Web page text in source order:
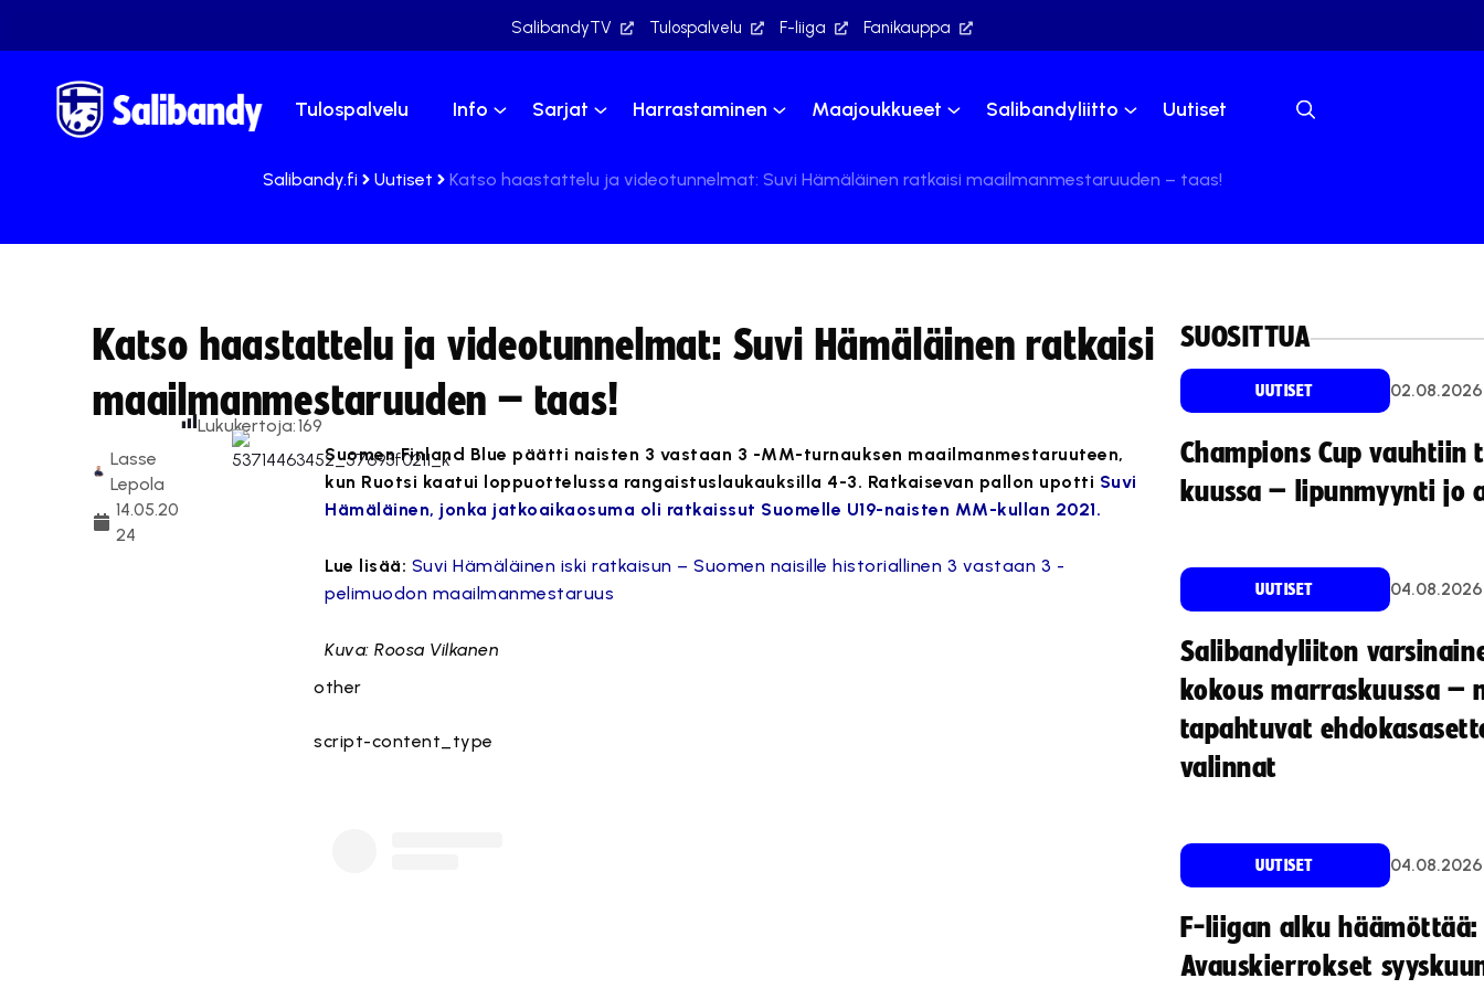
SalibandyTV Tulospalvelu F-liiga Fanikauppa
Tulospalvelu Info Sarjat Harrastaminen Maajoukkueet Salibandyliitto Uutiset
Salibandy.fi Uutiset Katso haastattelu ja videotunnelmat: Suvi Hämäläinen ratkaisi maailmanmestaruuden – taas!
Katso haastattelu ja videotunnelmat: Suvi Hämäläinen ratkaisi
maailmanmestaruuden – taas!
Lasse
Lepola
14.05.20
24
Lukukertoja:169
Suomen Finland Blue päätti naisten 3 vastaan 3 -MM-turnauksen maailmanmestaruuteen,
kun Ruotsi kaatui loppuottelussa rangaistuslaukauksilla 4-3. Ratkaisevan pallon upotti Suvi
Hämäläinen, jonka jatkoaikaosuma oli ratkaissut Suomelle U19-naisten MM-kullan 2021.
Lue lisää: Suvi Hämäläinen iski ratkaisun – Suomen naisille historiallinen 3 vastaan 3 -
pelimuodon maailmanmestaruus
Kuva: Roosa Vilkanen
other
script-content_type
SUOSITTUA
UUTISET 02.08.2026
Champions Cup vauhtiin
kuussa – lipunmyynti jo
UUTISET 04.08.2026
Salibandyliiton
kokous marraskuussa –
tapahtuvat
valinnat
UUTISET 04.08.2026
F-liigan alku häämöttää:
Avauskierrokset